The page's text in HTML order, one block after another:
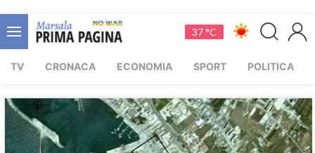
37 °C
TV CRONACA ECONOMIA SPORT POLITICA